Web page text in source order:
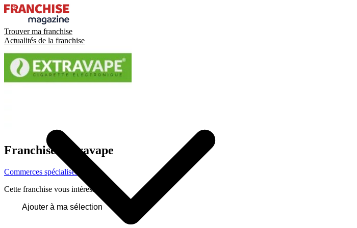
Trouver ma franchise
Actualités de la franchise
Franchise Extravape
Commerces spécialisés
Cette franchise vous intéresse ?
Ajouter à ma sélection